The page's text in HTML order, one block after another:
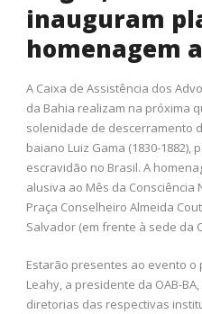
inauguram
homenagem
A Caixa de Assistência dos
da Bahia realizam na próxima
solenidade de descerramento
baiano Luiz Gama (1830-1882),
escravidão no Brasil. A
alusiva ao Mês da Consciência
Praça Conselheiro Almeida
Salvador (em frente à sede da
Estarão presentes ao evento o
Leahy, a presidente da OAB-
diretorias das respectivas